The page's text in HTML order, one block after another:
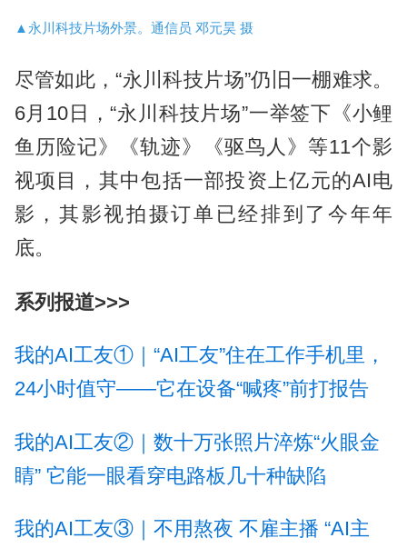
▲永川科技片场外景。通信员 邓元昊 摄
尽管如此，“永川科技片场”仍旧一棚难求。
6月10日，“永川科技片场”一举签下《小鲤
鱼历险记》《轨迹》《驱鸟人》等11个影
视项目，其中包括一部投资上亿元的AI电
影，其影视拍摄订单已经排到了今年年
底。
系列报道>>>
我的AI工友①‌｜“AI工友”住在工作手机里，
24小时值守——它在设备“喊疼”前打报告
我的AI工友②｜数十万张照片淬炼“火眼金
睛” 它能一眼看穿电路板几十种缺陷
我的AI工友③｜不用熬夜 不雇主播 “AI主